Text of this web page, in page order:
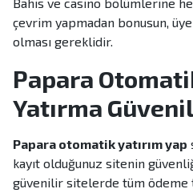
çevrim yapmadan bonusun,
olması gereklidir.
Papara
Yatırma
Papara otomatik yatırım yap
kayıt olduğunuz sitenin
güvenilir sitelerde tüm